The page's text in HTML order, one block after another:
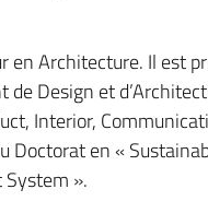
en Architecture. Il est
Design et
Interior,
Doctorat en «
».